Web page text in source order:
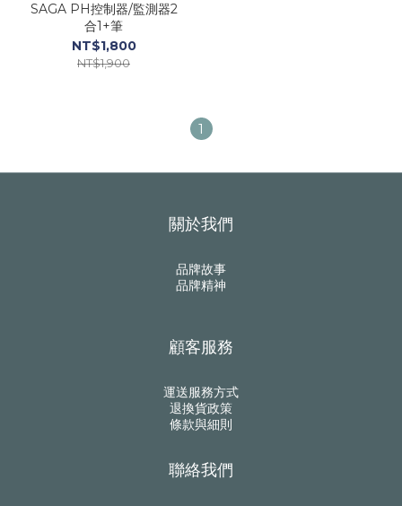
SAGA PH控制器/監測器2
合1+筆
NT$1,800
NT$1,900
1
關於我們
品牌故事
品牌精神
顧客服務
運送服務方式
退換貨政策
條款與細則
聯絡我們